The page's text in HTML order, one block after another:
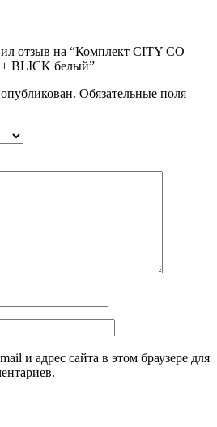
отзыв на “Комплект CITY CO
BLICK белый”
Обязательные поля
и адрес сайта в этом браузере для